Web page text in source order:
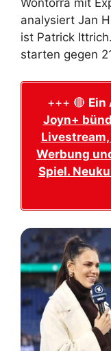
Wontorra mit
analysiert Jan
ist Patrick
starten gegen
+++ 🔴 Ein
Joyn+
Werbung
Spiel.